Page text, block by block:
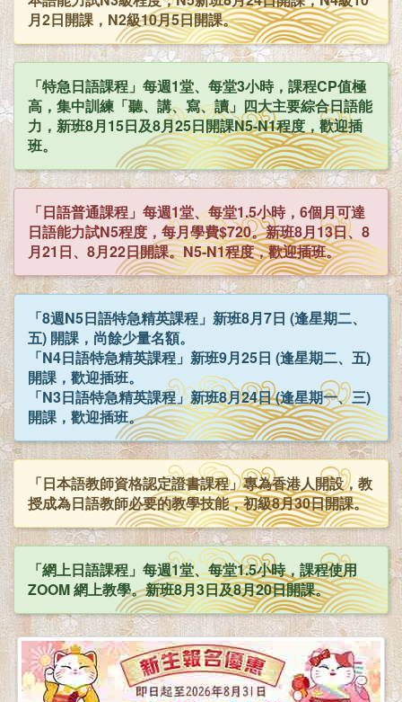
月2日開課，N2級10月5日開課。
「特急日語課程」每週1堂、每堂3小時，課程CP值極
高，集中訓練「聽、講、寫、讀」四大主要綜合日語能
力，新班8月15日及8月25日開課N5-N1程度，歡迎插
班。
「日語普通課程」每週1堂、每堂1.5小時，6個月可達
日語能力試N5程度，每月學費$720。新班8月13日、8
月21日、8月22日開課。N5-N1程度，歡迎插班。
「8週N5日語特急精英課程」新班8月7日 (逢星期二、
五) 開課，尚餘少量名額。
「N4日語特急精英課程」新班9月25日 (逢星期二、五)
開課，歡迎插班。
「N3日語特急精英課程」新班8月24日 (逢星期一、三)
開課，歡迎插班。
「日本語教師資格認定證書課程」專為香港人開設，教
授成為日語教師必要的教學技能，初級8月30日開課。
「網上日語課程」每週1堂、每堂1.5小時，課程使用
ZOOM 網上教學。新班8月3日及8月20日開課。